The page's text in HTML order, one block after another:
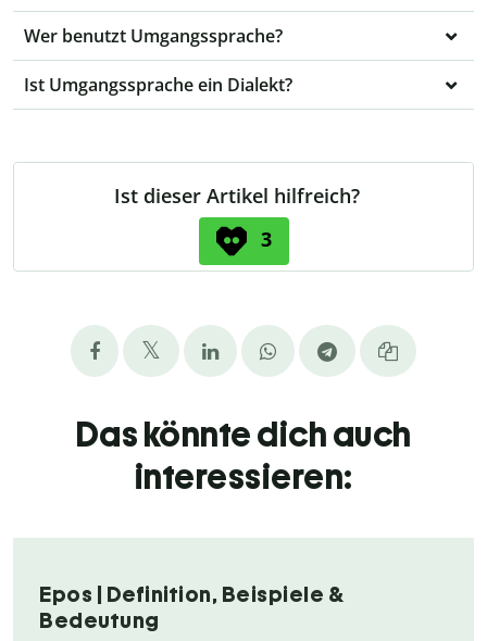
Wer benutzt Umgangssprache?
Ist Umgangssprache ein Dialekt?
Ist dieser Artikel hilfreich?
3
Das könnte dich auch
interessieren:
Epos | Definition, Beispiele &
Bedeutung